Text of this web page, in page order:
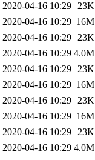
2020-04-16 10:29 23K
2020-04-16 10:29 16M
2020-04-16 10:29 23K
2020-04-16 10:29 4.0M
2020-04-16 10:29 23K
2020-04-16 10:29 16M
2020-04-16 10:29 23K
2020-04-16 10:29 16M
2020-04-16 10:29 23K
2020-04-16 10:29 4.0M